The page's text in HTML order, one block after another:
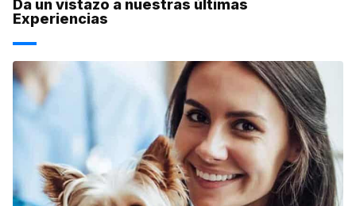
Da un vistazo a nuestras últimas
Experiencias